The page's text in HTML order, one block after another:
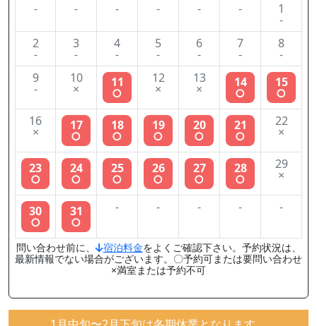
-
- - - - - 1
-
2
-
3
-
4
-
5
-
6
-
7
-
8
-
9
-
10
× 11
○
12
×
13
× 14
○
15
○
16
× 17
○
18
○
19
○
20
○
21
○
22
×
23
○
24
○
25
○
26
○
27
○
28
○
29
×
30
○
31
○
- - - - -
問い合わせ前に、 宿泊料金をよくご確認下さい。予約状況は、
最新情報でない場合がございます。〇予約可または要問い合わせ
×満室または予約不可